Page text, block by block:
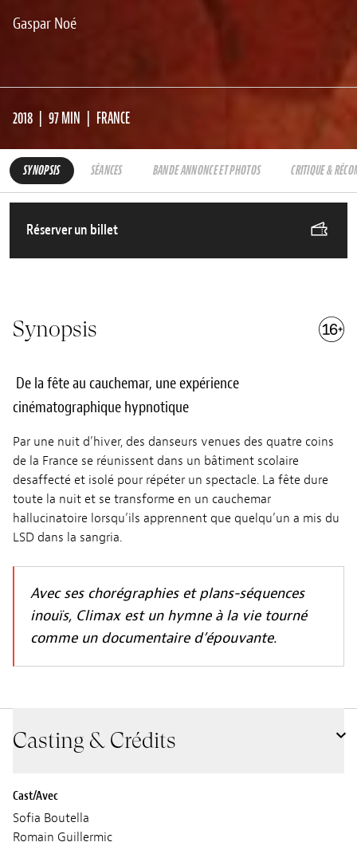
Gaspar Noé
2018 97 MIN FRANCE
SYNOPSIS SÉANCES BANDE ANNONCE ET PHOTOS CRITIQUE &
Réserver un billet
Synopsis
De la fête au cauchemar, une expérience
cinématographique hypnotique
Par une nuit d’hiver, des danseurs venues des quatre coins
de la France se réunissent dans un bâtiment scolaire
desaffecté et isolé pour répéter un spectacle. La fête dure
toute la nuit et se transforme en un cauchemar
hallucinatoire lorsqu’ils apprennent que quelqu’un a mis du
LSD dans la sangria.
Avec ses chorégraphies et plans-séquences
inouïs, Climax est un hymne à la vie tourné
comme un documentaire d’épouvante.
Casting & Crédits
Cast/Avec
Sofia Boutella
Romain Guillermic